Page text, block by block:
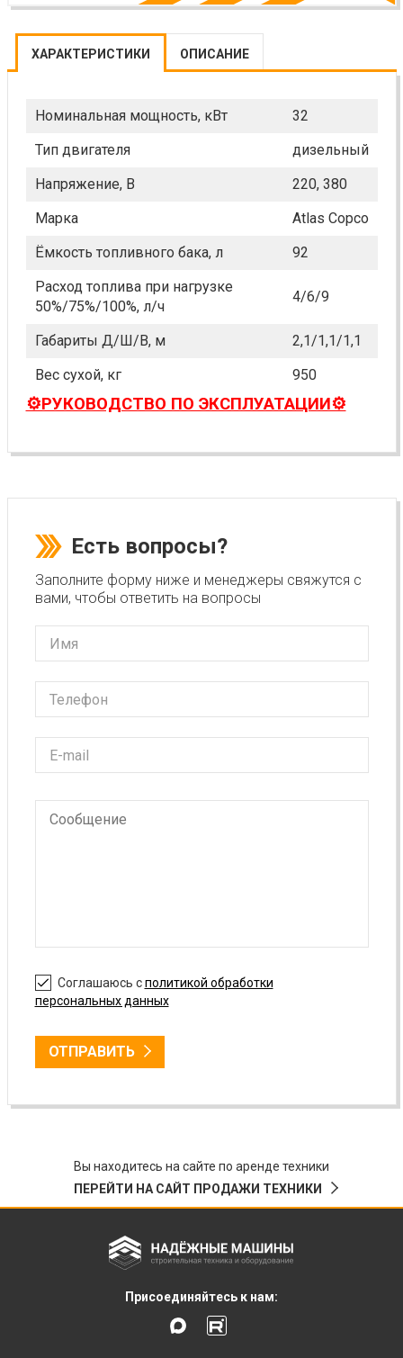
ХАРАКТЕРИСТИКИ ОПИСАНИЕ
Номинальная мощность, кВт
32
Тип двигателя
дизельный
Напряжение, В
220, 380
Марка
Atlas Copco
Ёмкость топливного бака, л
92
Расход топлива при нагрузке
50%/75%/100%, л/ч
4/6/9
Габариты Д/Ш/В, м
2,1/1,1/1,1
Вес сухой, кг
950
⚙️РУКОВОДСТВО ПО ЭКСПЛУАТАЦИИ⚙️
Есть вопросы?
Заполните форму ниже и менеджеры свяжутся с
вами, чтобы ответить на вопросы
Соглашаюсь сполитикой обработки
персональных данных
ОТПРАВИТЬ
Вы находитесь на сайте по аренде техники
ПЕРЕЙТИ НА САЙТ ПРОДАЖИ ТЕХНИКИ
Присоединяйтесь к нам: